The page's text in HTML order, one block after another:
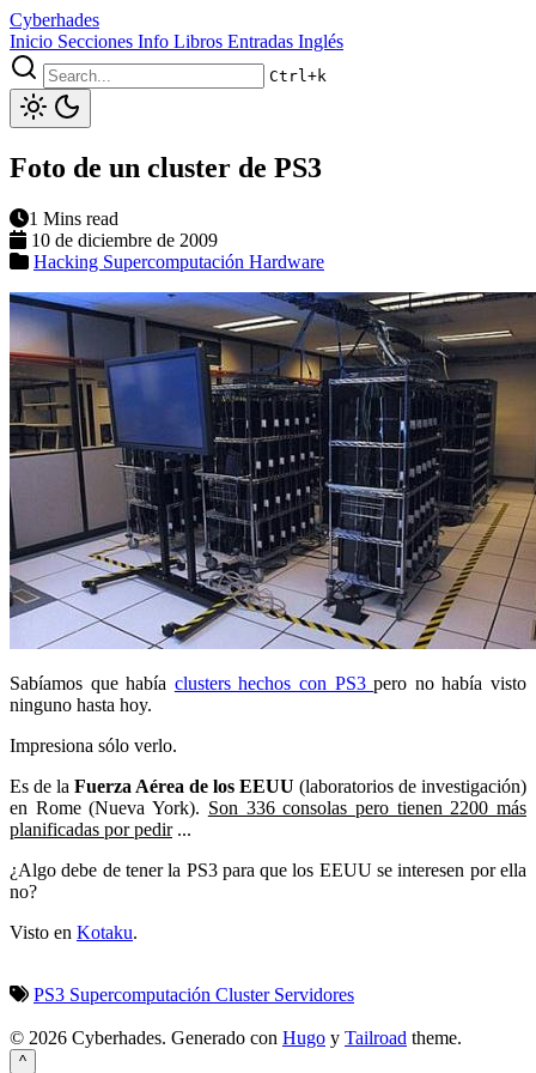
Cyberhades
Inicio Secciones Info Libros Entradas Inglés
Ctrl+k
Foto de un cluster de PS3
1 Mins read
10 de diciembre de 2009
Hacking Supercomputación Hardware
Sabíamos que había clusters hechos con PS3pero no había visto
ninguno hasta hoy.
Impresiona sólo verlo.
Es de la Fuerza Aérea de los EEUU (laboratorios de investigación)
en Rome (Nueva York). Son 336 consolas pero tienen 2200 más
planificadas por pedir...
¿Algo debe de tener la PS3 para que los EEUU se interesen por ella
no?
Visto en Kotaku.
PS3 Supercomputación Cluster Servidores
© 2026 Cyberhades. Generado con Hugo y Tailroad theme.
^